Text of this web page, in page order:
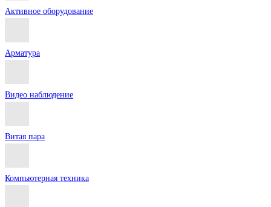
Активное оборудование
Арматура
Видео наблюдение
Витая пара
Компьютерная техника